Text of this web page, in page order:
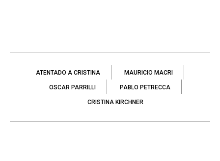
ATENTADO A CRISTINA MAURICIO MACRI
OSCAR PARRILLI PABLO PETRECCA
CRISTINA KIRCHNER